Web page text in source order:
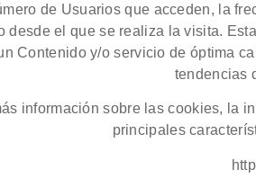
de Usuarios que acceden, la
desde el que se realiza la visita.
Contenido y/o servicio de óptima
tendencias
información sobre las cookies, la
principales